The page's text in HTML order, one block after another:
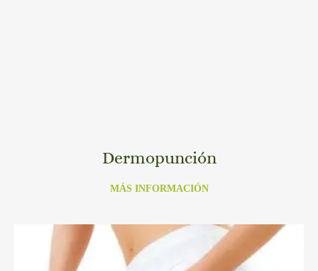
Dermopunción
MÁS INFORMACIÓN